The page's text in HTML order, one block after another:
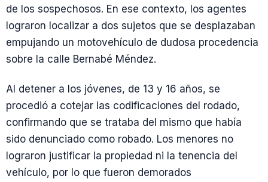
de los sospechosos. En ese contexto, los agentes
lograron localizar a dos sujetos que se desplazaban
empujando un motovehículo de dudosa procedencia
sobre la calle Bernabé Méndez.
Al detener a los jóvenes, de 13 y 16 años, se
procedió a cotejar las codificaciones del rodado,
confirmando que se trataba del mismo que había
sido denunciado como robado. Los menores no
lograron justificar la propiedad ni la tenencia del
vehículo, por lo que fueron demorados